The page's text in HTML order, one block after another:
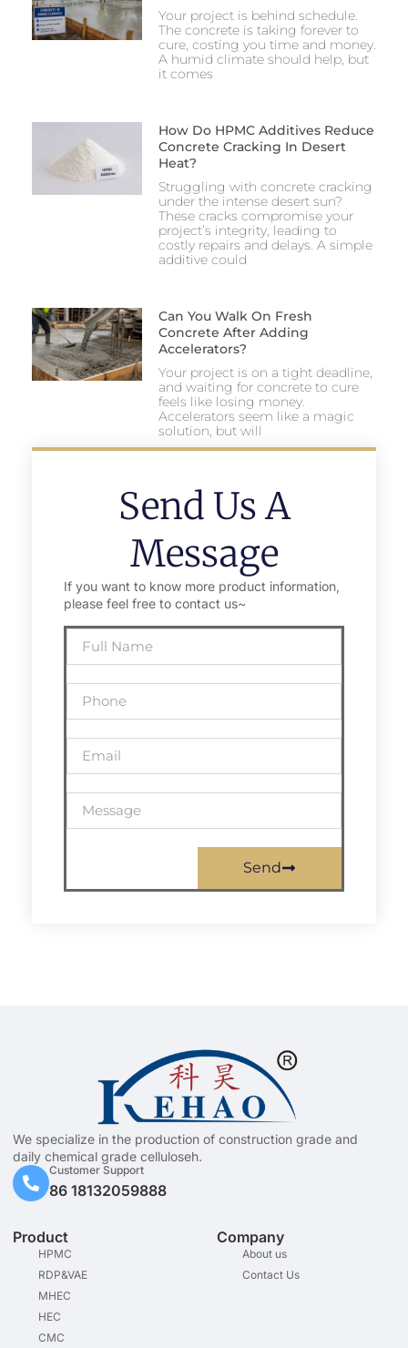
Your project is behind schedule.
The concrete is taking forever to
cure, costing you time and money.
A humid climate should help, but
it comes
How Do HPMC Additives Reduce
Concrete Cracking In Desert
Heat?
Struggling with concrete cracking
under the intense desert sun?
These cracks compromise your
project’s integrity, leading to
costly repairs and delays. A simple
additive could
Can You Walk On Fresh
Concrete After Adding
Accelerators?
Your project is on a tight deadline,
and waiting for concrete to cure
feels like losing money.
Accelerators seem like a magic
solution, but will
Send Us A
Message
If you want to know more product information,
please feel free to contact us~
Send
We specialize in the production of construction grade and
daily chemical grade celluloseh.
Customer Support
86 18132059888
Product
HPMC
RDP&VAE
MHEC
HEC
CMC
Company
About us
Contact Us